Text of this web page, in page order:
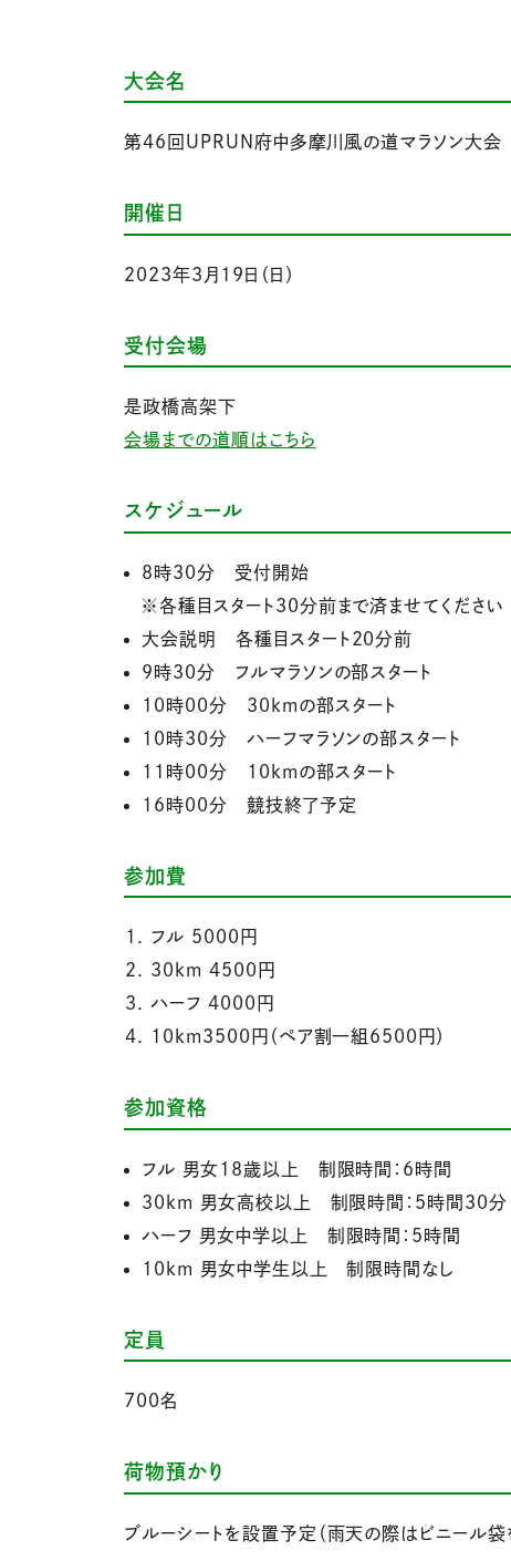
大会名
第46回UPRUN府中多摩川風の道マラソン大会
開催日
2023年3月19日（日）
受付会場
是政橋高架下
会場までの道順はこちら
スケジュール
8時30分 受付開始
※各種目スタート30分前まで済ませてください
大会説明 各種目スタート20分前
9時30分 フルマラソンの部スタート
10時00分 30kmの部スタート
10時30分 ハーフマラソンの部スタート
11時00分 10kmの部スタート
16時00分 競技終了予定
参加費
フル 5000円
30km 4500円
ハーフ 4000円
10km3500円（ペア割一組6500円）
参加資格
フル 男女18歳以上 制限時間：6時間
30km 男女高校以上 制限時間：5時間30分
ハーフ 男女中学以上 制限時間：5時間
10km 男女中学生以上 制限時間なし
定員
700名
荷物預かり
ブルーシートを設置予定（雨天の際はビニール袋